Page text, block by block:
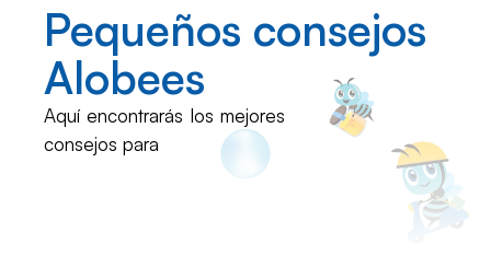
Pequeños consejos
Alobees
Aquí encontrarás los mejores
consejos para